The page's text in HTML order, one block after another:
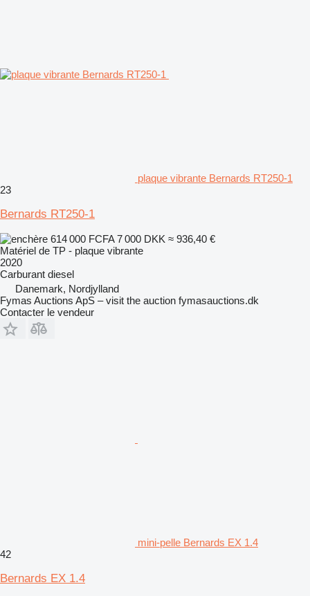
plaque vibrante Bernards RT250-1
23
Bernards RT250-1
614 000 FCFA7 000 DKK ≈ 936,40 €
Matériel de TP - plaque vibrante
2020
Carburant diesel
Danemark, Nordjylland
Fymas Auctions ApS – visit the auction fymasauctions.dk
Contacter le vendeur
mini-pelle Bernards EX 1.4
42
Bernards EX 1.4